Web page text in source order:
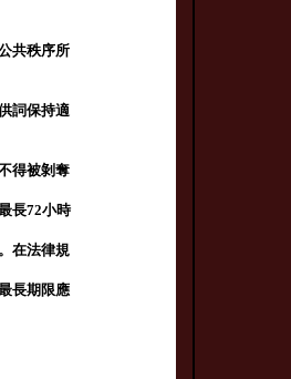
共秩序所
詞保持適
得被剝奪
長72小時
在法律規
長期限應